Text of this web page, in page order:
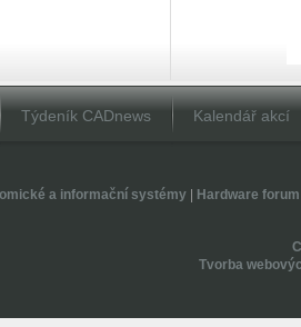
Týdeník CADnews Kalendář akcí
a informační systémy| Hardware forum
Tvorba